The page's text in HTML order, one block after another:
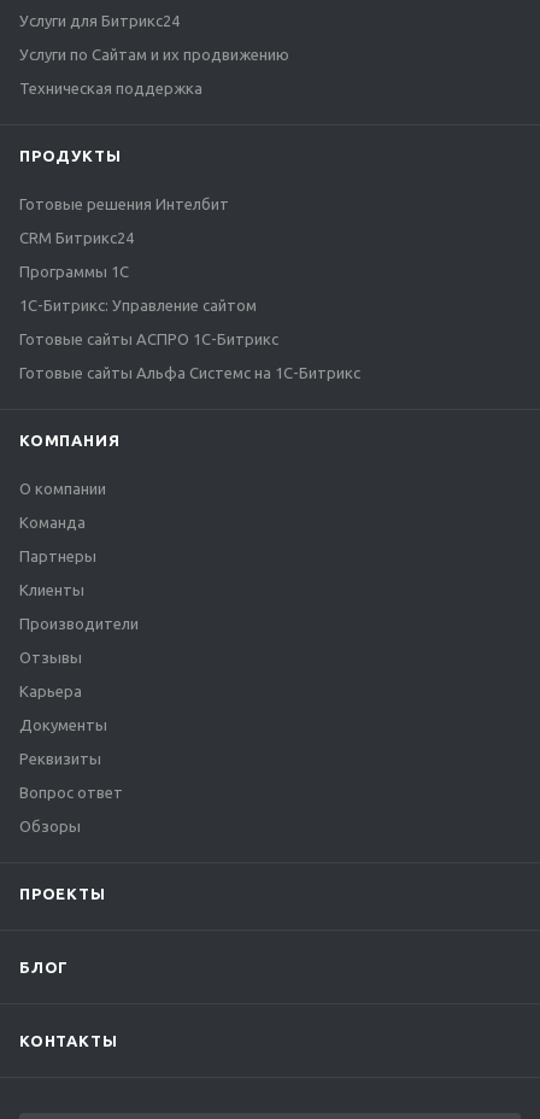
Услуги для Битрикс24
Услуги по Сайтам и их продвижению
Техническая поддержка
ПРОДУКТЫ
Готовые решения Интелбит
CRM Битрикс24
Программы 1С
1C-Битрикс: Управление сайтом
Готовые сайты АСПРО 1С-Битрикс
Готовые сайты Альфа Системс на 1С-Битрикс
КОМПАНИЯ
О компании
Команда
Партнеры
Клиенты
Производители
Отзывы
Карьера
Документы
Реквизиты
Вопрос ответ
Обзоры
ПРОЕКТЫ
БЛОГ
КОНТАКТЫ